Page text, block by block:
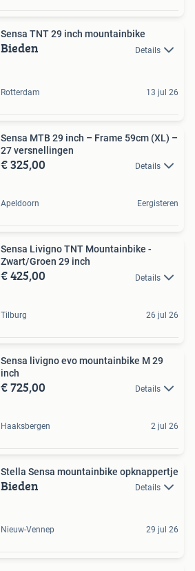
Sensa TNT 29 inch mountainbike
Bieden Details
Rotterdam 13 jul 26
Sensa MTB 29 inch – Frame 59cm (XL) –
27 versnellingen
€ 325,00 Details
Apeldoorn Eergisteren
Sensa Livigno TNT Mountainbike -
Zwart/Groen 29 inch
€ 425,00 Details
Tilburg 26 jul 26
Sensa livigno evo mountainbike M 29
inch
€ 725,00 Details
Haaksbergen 2 jul 26
Stella Sensa mountainbike opknappertje
Bieden Details
Nieuw-Vennep 29 jul 26